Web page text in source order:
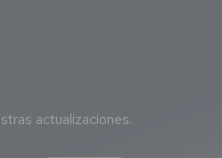
actualizaciones.